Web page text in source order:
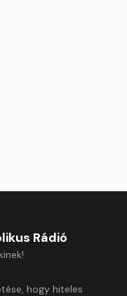
Rádió
hogy hiteles